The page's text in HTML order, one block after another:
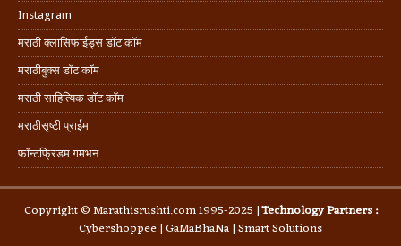
Instagram
मराठी क्लासिफाईड्स डॉट कॉम
मराठीबुक्स डॉट कॉम
मराठी साहित्यिक डॉट कॉम
मराठीसृष्टी प्राईम
फॉन्टफ्रिडम गमभन
Copyright © Marathisrushti.com 1995-2025 |Technology Partners :
Cybershoppee|GaMaBhaNa|Smart Solutions